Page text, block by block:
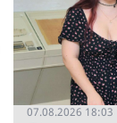
07.08.2026 18:03